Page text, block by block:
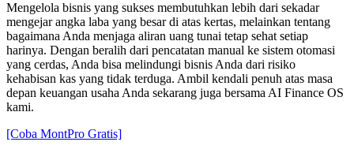
Mengelola bisnis yang sukses membutuhkan lebih dari sekadar
mengejar angka laba yang besar di atas kertas, melainkan tentang
bagaimana Anda menjaga aliran uang tunai tetap sehat setiap
harinya. Dengan beralih dari pencatatan manual ke sistem otomasi
yang cerdas, Anda bisa melindungi bisnis Anda dari risiko
kehabisan kas yang tidak terduga. Ambil kendali penuh atas masa
depan keuangan usaha Anda sekarang juga bersama AI Finance OS
kami.
[Coba MontPro Gratis]